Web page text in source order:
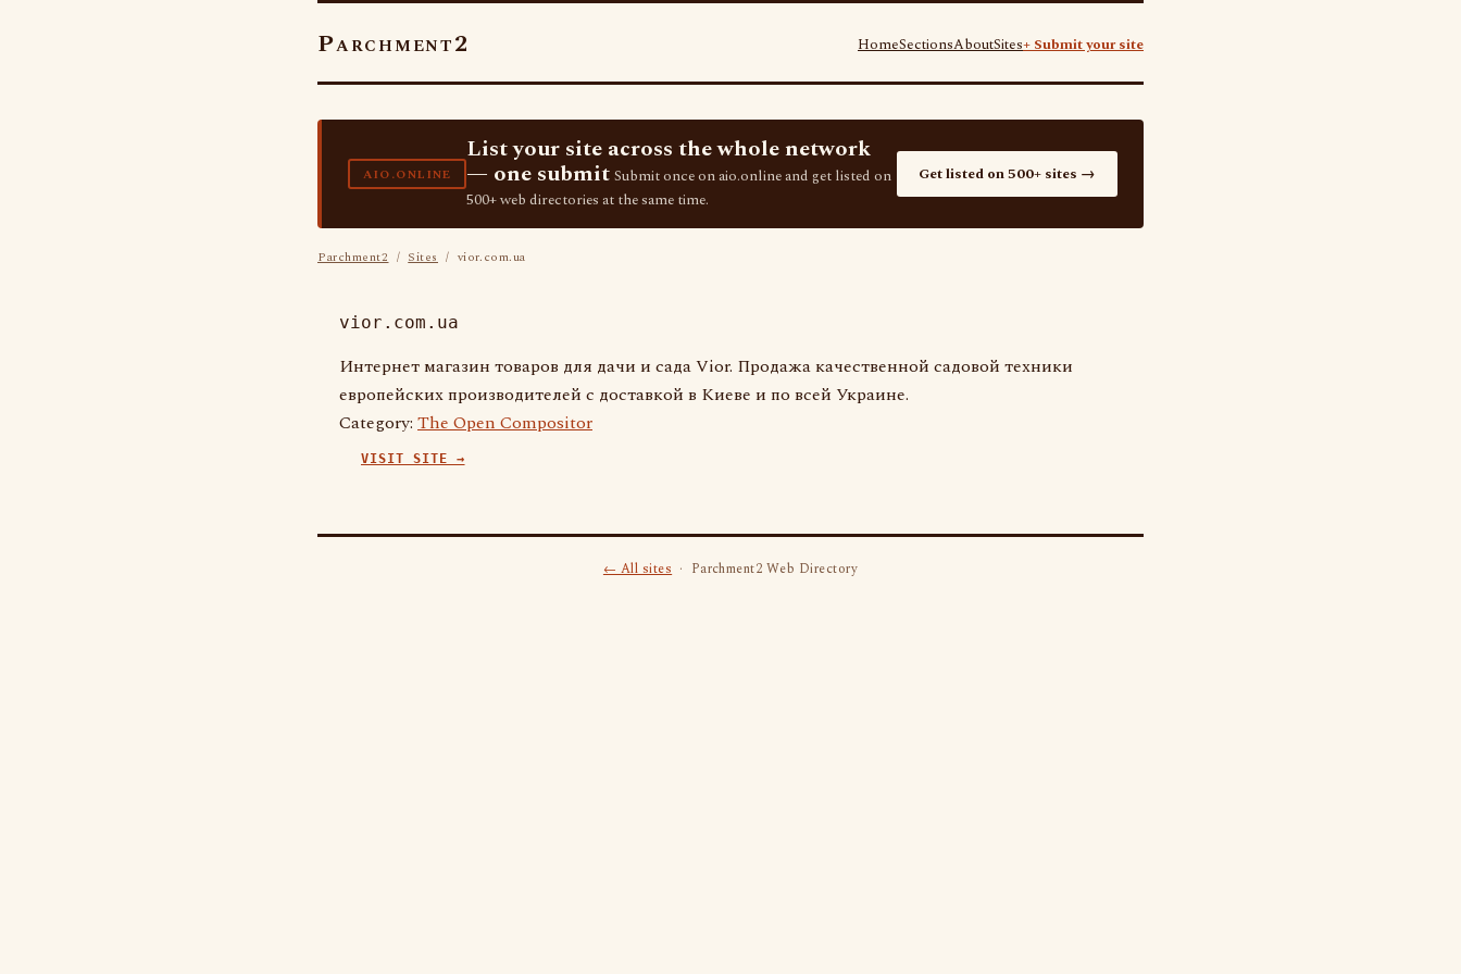
Parchment2 HomeSectionsAboutSites+ Submit your site
AIO.ONLINE
List your site across the whole network
— one submit Submit once on aio.online and get listed on
500+ web directories at the same time.
Get listed on 500+ sites →
Parchment2 / Sites / vior.com.ua
vior.com.ua
Интернет магазин товаров для дачи и сада Vior. Продажа качественной садовой техники
европейских производителей с доставкой в Киеве и по всей Украине.
Category: The Open Compositor
VISIT SITE →
← All sites· Parchment2 Web Directory